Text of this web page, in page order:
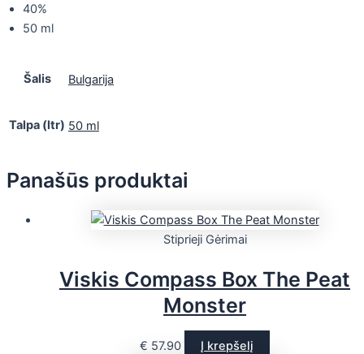
40%
50 ml
Šalis Bulgarija
Talpa (ltr) 50 ml
Panašūs produktai
Stiprieji Gėrimai
Viskis Compass Box The Peat
Monster
€ 57.90 Į krepšelį